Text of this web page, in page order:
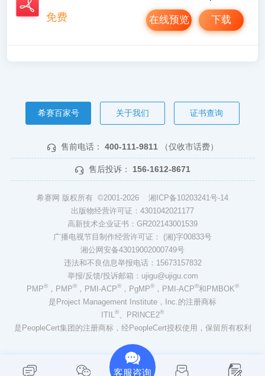
免费
下载
在线预览
希赛百家号 关于我们 证书查询
售前电话： 400-111-9811 （仅收市话费）
售后投诉： 156-1612-8671
希赛网 版权所有 ©2001-2026 湘ICP备10203241号-14
出版物经营许可证：4301042021177
高新技术企业证书：GR202143001539
广播电视节目制作经营许可证： (湘)字00833号
湘公网安备43019002000749号
违法和不良信息举报电话：15673157832
举报/反馈/投诉邮箱：ujigu@ujigu.com
PMP®，PMP®，PMI-ACP®，PgMP®，PMI-ACP®和PMBOK®
是Project Management Institute，Inc.的注册商标
ITIL®、PRINCE2®
是PeopleCert集团的注册商标，经PeopleCert授权使用，保留所有权利
客服咨询